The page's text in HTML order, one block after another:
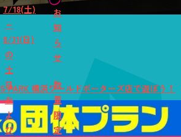
7/18(土)
～
8/31(日)
の
土
日
お
よ
び
お
知
ら
せ
数
量
限
定
PARK 横浜ワールドポーターズ店で遊ぼう！